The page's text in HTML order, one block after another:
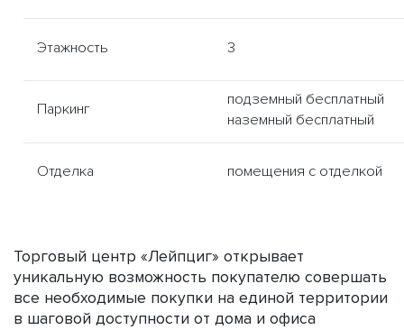
Этажность 3
Паркинг
подземный бесплатный
наземный бесплатный
Отделка помещения с отделкой
Торговый центр «Лейпциг» открывает
уникальную возможность покупателю совершать
все необходимые покупки на единой территории
в шаговой доступности от дома и офиса